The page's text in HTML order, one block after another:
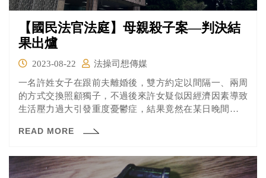
【國民法官法庭】母親殺子案—判決結
果出爐
2023-08-22
法操司想傳媒
一名許姓女子在跟前夫離婚後，雙方約定以間隔一、兩周
的方式交換照顧獨子，不過後來許女疑似因經濟因素導致
生活壓力過大引發重度憂鬱症，結果竟然在某日晚間拿枕
方起訴。
READ MORE